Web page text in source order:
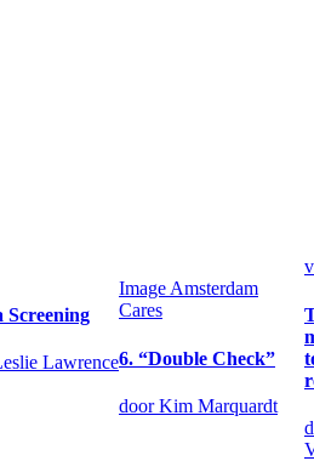
Screening
Lawrence
Image Amsterdam
Cares
6. “Double Check”
door Kim Marquardt